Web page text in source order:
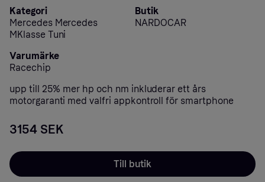
Kategori
Mercedes Mercedes
MKlasse Tuni
Butik
NARDOCAR
Varumärke
Racechip
upp till 25% mer hp och nm inkluderar ett års
motorgaranti med valfri appkontroll för smartphone
3154 SEK
Till butik